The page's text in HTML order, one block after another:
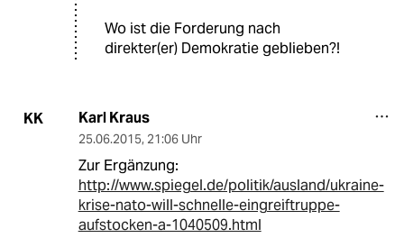
Wo ist die Forderung nach
direkter(er) Demokratie geblieben?!
KK Karl Kraus
25.06.2015, 21:06 Uhr
Zur Ergänzung:
http://www.spiegel.de/politik/ausland/ukraine-
krise-nato-will-schnelle-eingreiftruppe-
aufstocken-a-1040509.html